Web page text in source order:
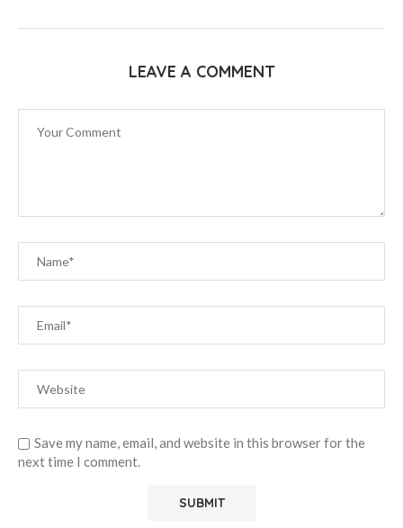
LEAVE A COMMENT
Save my name, email, and website in this browser for the
next time I comment.